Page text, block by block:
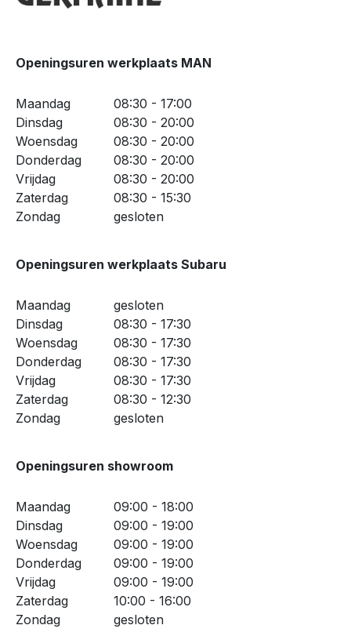
Openingsuren werkplaats MAN
Maandag
08:30 - 17:00
Dinsdag
08:30 - 20:00
Woensdag
08:30 - 20:00
Donderdag
08:30 - 20:00
Vrijdag
08:30 - 20:00
Zaterdag
08:30 - 15:30
Zondag
gesloten
Openingsuren werkplaats Subaru
Maandag
gesloten
Dinsdag
08:30 - 17:30
Woensdag
08:30 - 17:30
Donderdag
08:30 - 17:30
Vrijdag
08:30 - 17:30
Zaterdag
08:30 - 12:30
Zondag
gesloten
Openingsuren showroom
Maandag
09:00 - 18:00
Dinsdag
09:00 - 19:00
Woensdag
09:00 - 19:00
Donderdag
09:00 - 19:00
Vrijdag
09:00 - 19:00
Zaterdag
10:00 - 16:00
Zondag
gesloten